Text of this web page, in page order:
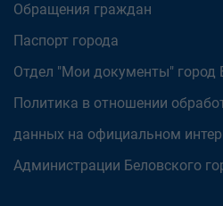
Обращения граждан
Паспорт города
Отдел "Мои документы" город
Политика в отношении
данных на официальном
Администрации Беловского